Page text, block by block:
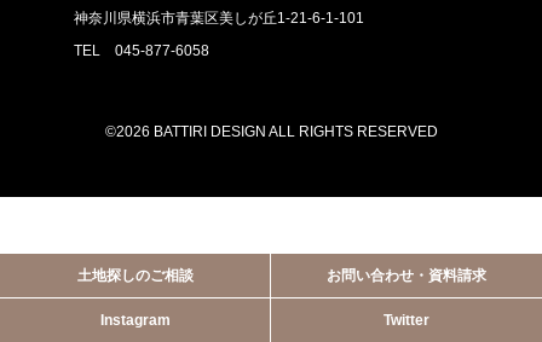
神奈川県横浜市青葉区美しが丘1-21-6-1-101
TEL 045-877-6058
©2026 BATTIRI DESIGN ALL RIGHTS RESERVED
土地探しのご相談 お問い合わせ・資料請求
Instagram Twitter